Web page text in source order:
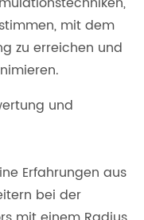
mit dem
zu erreichen und
und
Erfahrungen aus
bei der